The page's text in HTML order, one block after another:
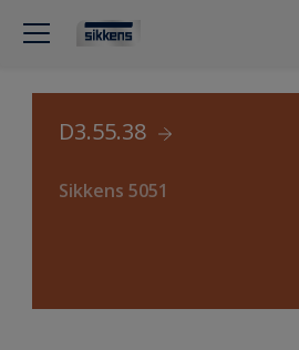
D3.55.38
Sikkens 5051